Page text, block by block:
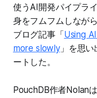
使うAI開発パイプラ
身をフムフムしなが
ブログ記事「 Using
more slowly」を思い
ートした。
PouchDB作者Nolan